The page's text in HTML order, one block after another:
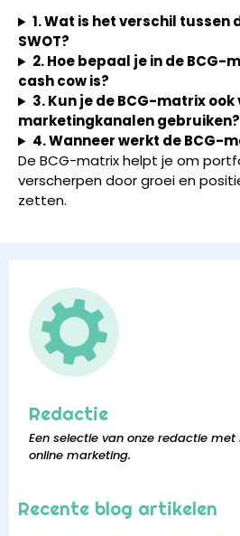
1. Wat is het verschil tussen
SWOT?
2. Hoe bepaal je in de BCG-
cash cow is?
3. Kun je de BCG-matrix ook
marketingkanalen gebruiken?
4. Wanneer werkt de BCG-
De BCG-matrix helpt je om
verscherpen door groei en
zetten.
Redactie
Een selectie van onze redactie met
online marketing.
Recente blog artikelen